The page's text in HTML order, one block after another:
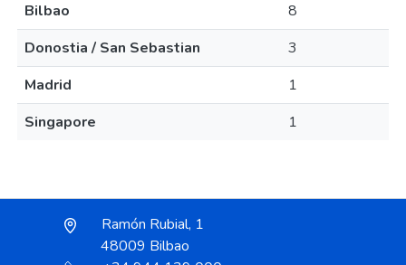
Bilbao
8
Donostia / San Sebastian
3
Madrid
1
Singapore
1
Ramón Rubial, 1
48009 Bilbao